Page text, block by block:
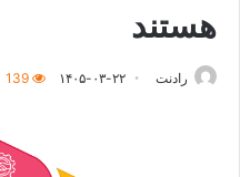
هستند
رادنت ۱۴۰۵-۰۳-۲۲ 139